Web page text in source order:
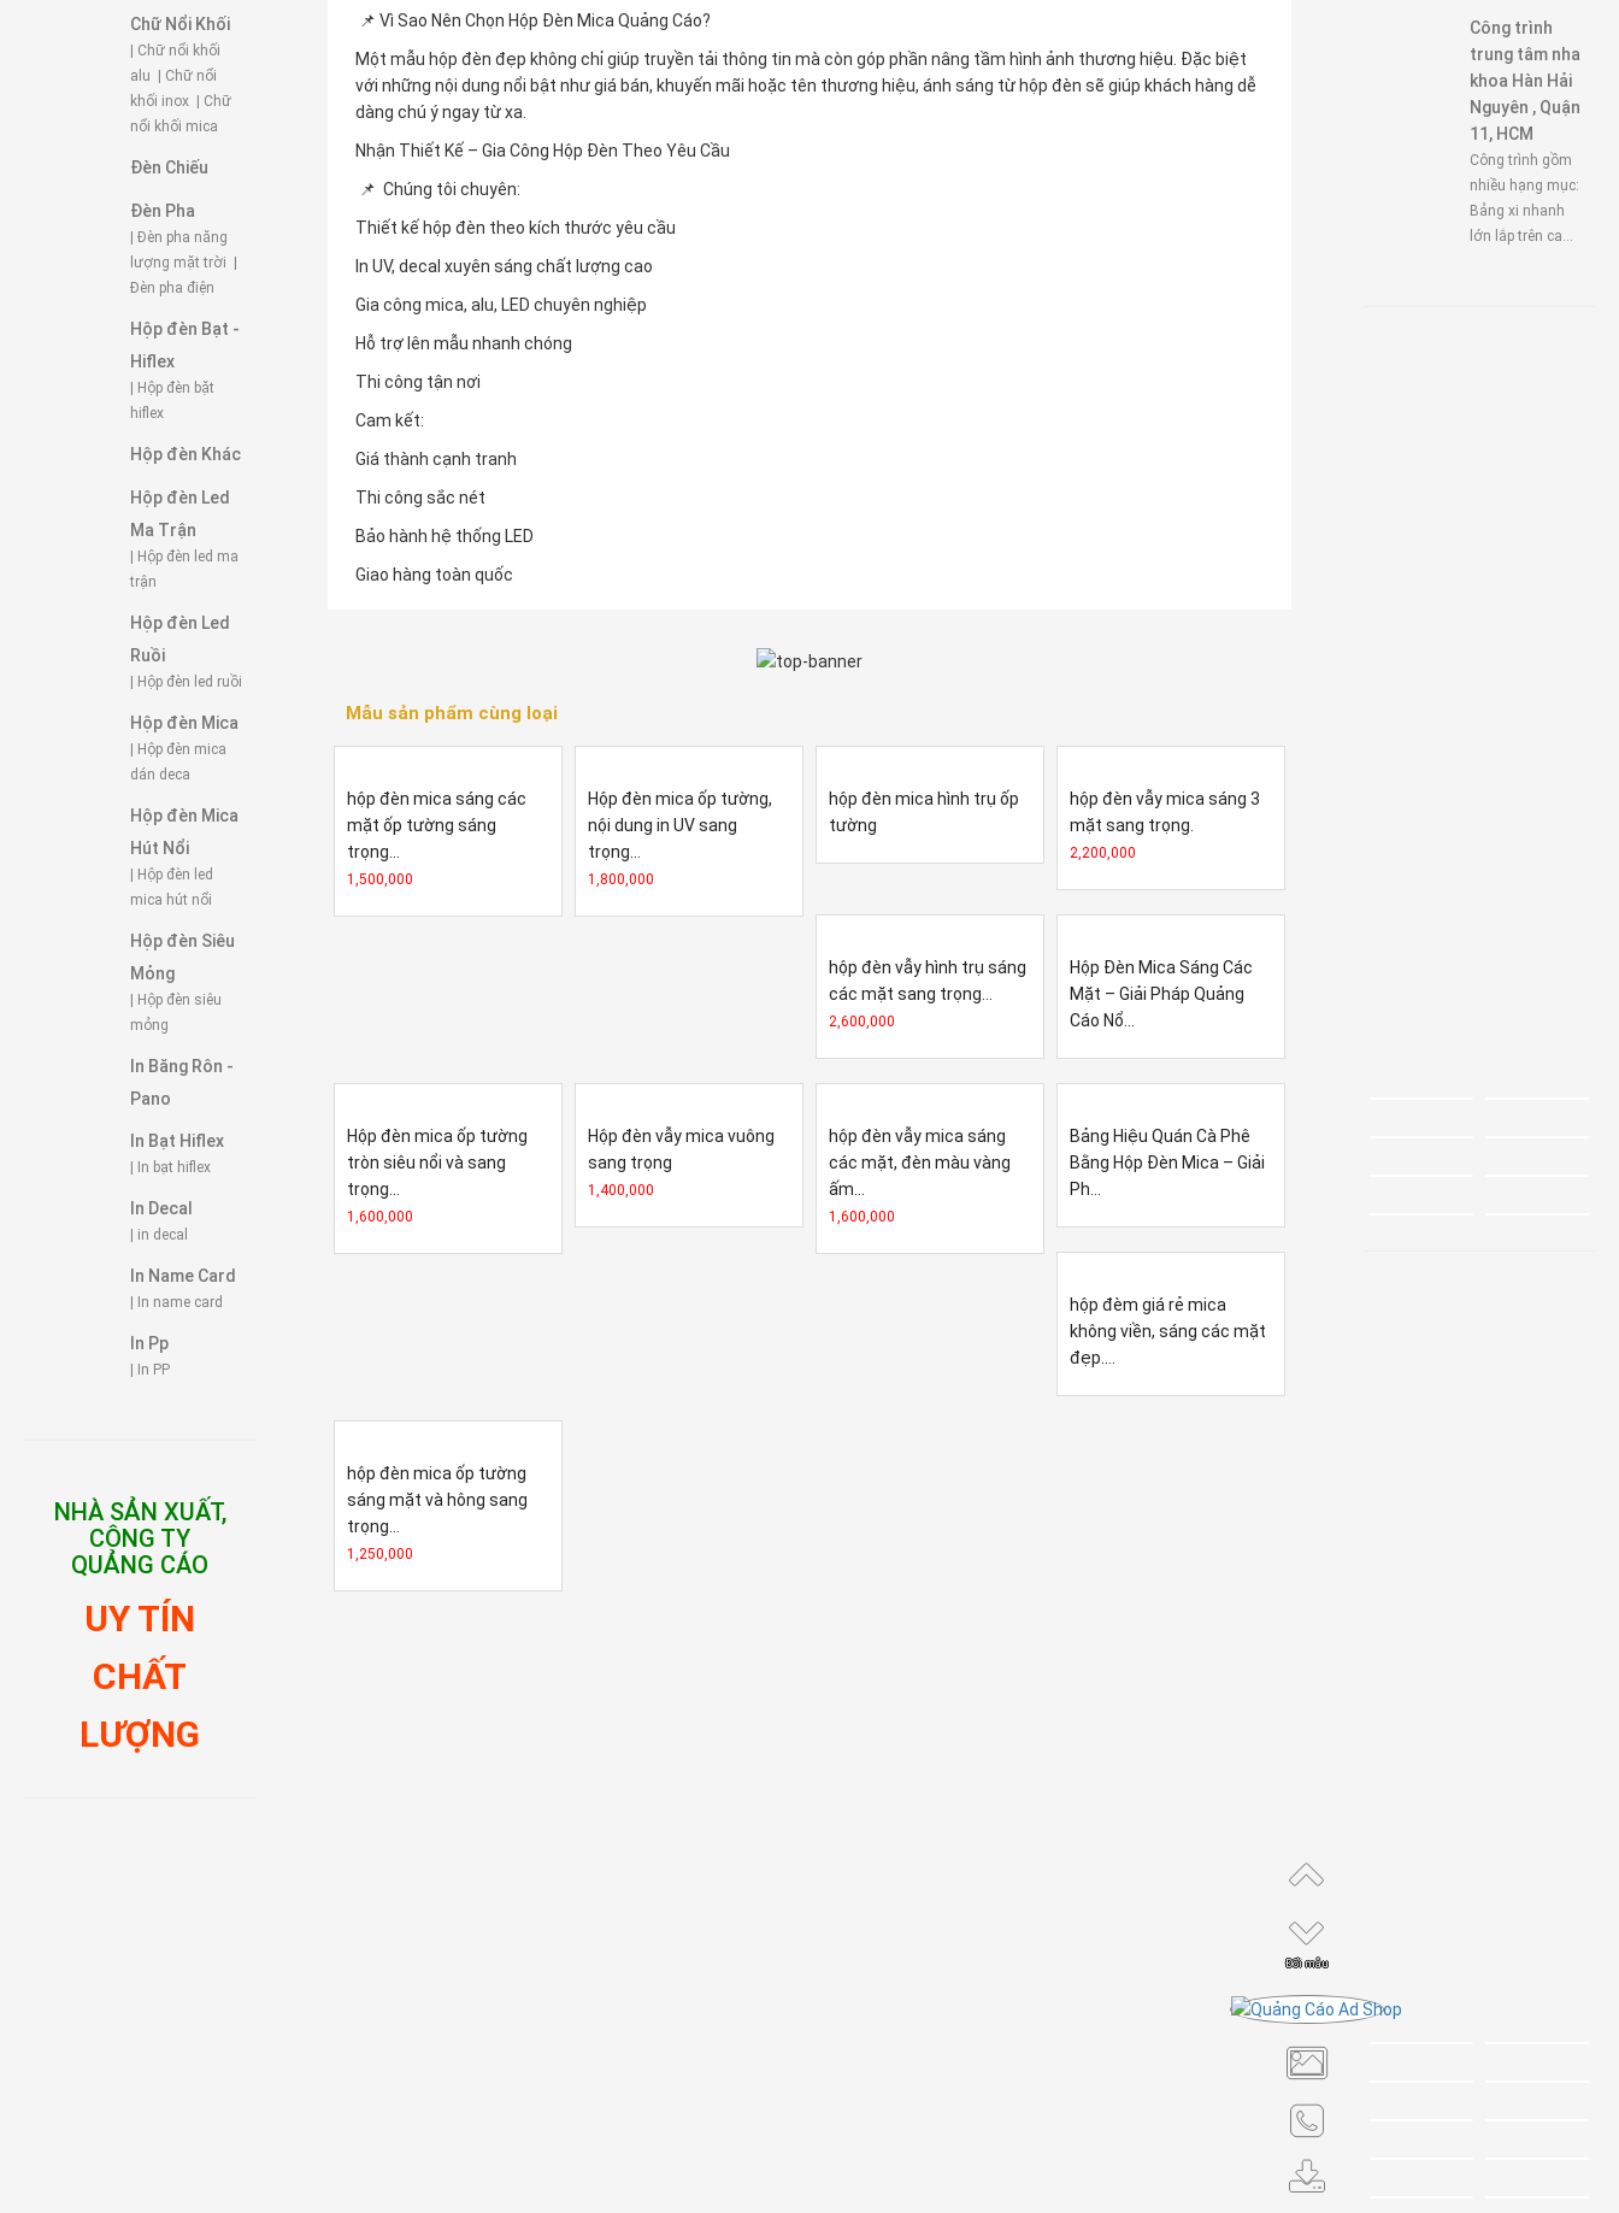
Chữ Nổi Khối
| Chữ nổi khối
alu
| Chữ nổi
khối inox
| Chữ
nổi khối mica
Đèn Chiếu
Đèn Pha
| Đèn pha năng
lượng mặt trời
Đèn pha điện
Hộp đèn Bạt -
Hiflex
| Hộp đèn bặt
hiflex
Hộp đèn Khác
Hộp đèn Led
Ma Trận
| Hộp đèn led ma
trận
Hộp đèn Led
Ruồi
| Hộp đèn led ruồi
Hộp đèn Mica
| Hộp đèn mica
dán deca
Hộp đèn Mica
Hút Nổi
| Hộp đèn led
mica hút nổi
Hộp đèn Siêu
Mỏng
| Hộp đèn siêu
mỏng
In Băng Rôn -
Pano
In Bạt Hiflex
| In bạt hiflex
In Decal
| in decal
In Name Card
| In name card
In Pp
| In PP
NHÀ SẢN XUẤT,
CÔNG TY
QUẢNG CÁO
UY TÍN
CHẤT
LƯỢNG
📌 Vì Sao Nên Chọn Hộp Đèn Mica Quảng Cáo?
Một mẫu hộp đèn đẹp không chỉ giúp truyền tải thông tin mà còn góp phần nâng tầm hình ảnh thương hiệu. Đặc biệt
với những nội dung nổi bật như giá bán, khuyến mãi hoặc tên thương hiệu, ánh sáng từ hộp đèn sẽ giúp khách hàng dễ
dàng chú ý ngay từ xa.
Nhận Thiết Kế – Gia Công Hộp Đèn Theo Yêu Cầu
📌 Chúng tôi chuyên:
Thiết kế hộp đèn theo kích thước yêu cầu
In UV, decal xuyên sáng chất lượng cao
Gia công mica, alu, LED chuyên nghiệp
Hỗ trợ lên mẫu nhanh chóng
Thi công tận nơi
Cam kết:
Giá thành cạnh tranh
Thi công sắc nét
Bảo hành hệ thống LED
Giao hàng toàn quốc
Mẫu sản phẩm cùng loại
hộp đèn mica sáng các
mặt ốp tường sáng
trọng...
1,500,000
Hộp đèn mica ốp tường,
nội dung in UV sang
trọng...
1,800,000
hộp đèn mica hình trụ ốp
tường
hộp đèn vẫy mica sáng 3
mặt sang trọng.
2,200,000
hộp đèn vẫy hình trụ sáng
các mặt sang trọng...
2,600,000
Hộp Đèn Mica Sáng Các
Mặt – Giải Pháp Quảng
Cáo Nổ...
Hộp đèn mica ốp tường
tròn siêu nổi và sang
trọng...
1,600,000
Hộp đèn vẫy mica vuông
sang trọng
1,400,000
hộp đèn vẫy mica sáng
các mặt, đèn màu vàng
ấm...
1,600,000
Bảng Hiệu Quán Cà Phê
Bằng Hộp Đèn Mica – Giải
Ph...
hộp đèm giá rẻ mica
không viền, sáng các mặt
đẹp....
hộp đèn mica ốp tường
sáng mặt và hông sang
trọng...
1,250,000
Đổi mẫu
Công trình
trung tâm nha
khoa Hàn Hải
Nguyên , Quận
11, HCM
Công trình gồm
nhiều hạng mục:
Bảng xi nhanh
lớn lắp trên ca...